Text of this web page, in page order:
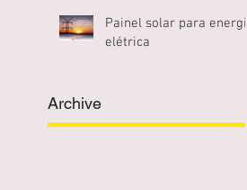
Painel solar para energia
elétrica
Archive